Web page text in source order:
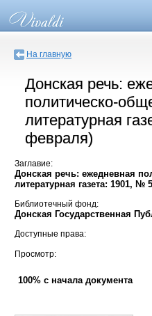
На главную
Донская речь:
политическо-
литературная
февраля)
Заглавие:
Донская речь: ежедневная
литературная газета: 1901, №
Библиотечный фонд:
Донская Государственная
Доступные права:
Просмотр:
100% с начала документа